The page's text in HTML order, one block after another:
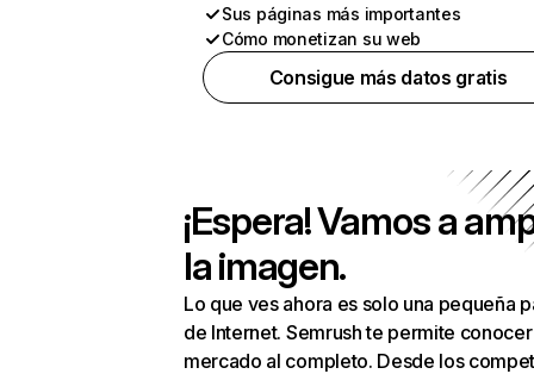
Sus páginas más importantes
Cómo monetizan su web
Consigue más datos gratis
¡Espera! Vamos a
la imagen.
Lo que ves ahora es solo una pequeña
de Internet. Semrush te permite
mercado al completo. Desde los